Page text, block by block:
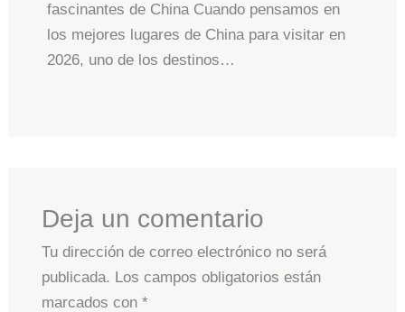
fascinantes de China Cuando pensamos en
los mejores lugares de China para visitar en
2026, uno de los destinos…
Deja un comentario
Tu dirección de correo electrónico no será
publicada. Los campos obligatorios están
marcados con *